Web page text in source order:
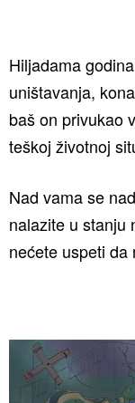
Hiljadama
uništavanja,
baš on privukao
teškoj životnoj
Nad vama se
nalazite u stanju
nećete uspeti da